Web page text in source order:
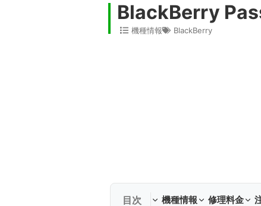
BlackBerry
機種情報 BlackBerry
機種情報 修理料金